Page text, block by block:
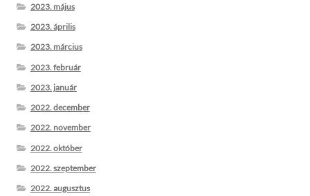
2023. május
2023. április
2023. március
2023. február
2023. január
2022. december
2022. november
2022. október
2022. szeptember
2022. augusztus